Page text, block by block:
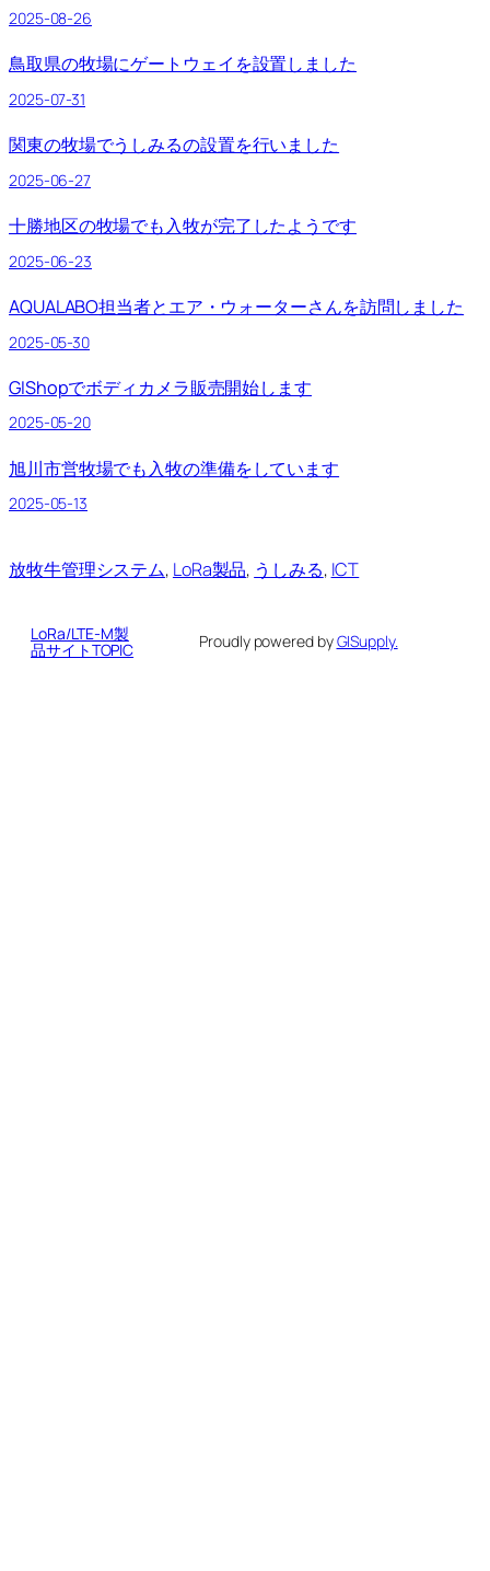
2025-08-26
鳥取県の牧場にゲートウェイを設置しました
2025-07-31
関東の牧場でうしみるの設置を行いました
2025-06-27
十勝地区の牧場でも入牧が完了したようです
2025-06-23
AQUALABO担当者とエア・ウォーターさんを訪問しました
2025-05-30
GIShopでボディカメラ販売開始します
2025-05-20
旭川市営牧場でも入牧の準備をしています
2025-05-13
放牧牛管理システム, LoRa製品, うしみる, ICT
LoRa/LTE-M製
品サイトTOPIC Proudly powered byGISupply.